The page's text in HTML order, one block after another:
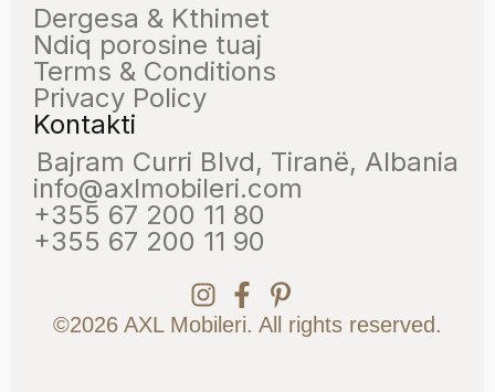
Dergesa & Kthimet
Ndiq porosine tuaj
Terms & Conditions
Privacy Policy
Kontakti
Bajram Curri Blvd, Tiranë, Albania
info@axlmobileri.com
+355 67 200 11 80
+355 67 200 11 90
©2026 AXL Mobileri. All rights reserved.